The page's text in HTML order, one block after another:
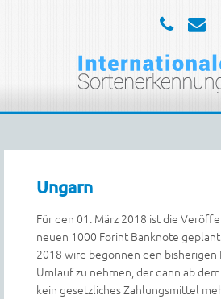
Ungarn
Für den 01. März 2018 ist die
neuen 1000 Forint Banknote
2018 wird begonnen den bisherigen
Umlauf zu nehmen, der dann ab
kein gesetzliches Zahlungsmittel